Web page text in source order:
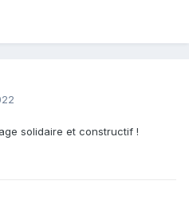
solidaire et constructif !